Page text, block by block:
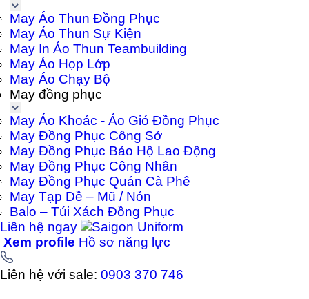
May Áo Thun Đồng Phục
May Áo Thun Sự Kiện
May In Áo Thun Teambuilding
May Áo Họp Lớp
May Áo Chạy Bộ
May đồng phục
May Áo Khoác - Áo Gió Đồng Phục
May Đồng Phục Công Sở
May Đồng Phục Bảo Hộ Lao Động
May Đồng Phục Công Nhân
May Đồng Phục Quán Cà Phê
May Tạp Dề – Mũ / Nón
Balo – Túi Xách Đồng Phục
Liên hệ ngay
Xem profile Hồ sơ năng lực
Liên hệ với sale: 0903 370 746